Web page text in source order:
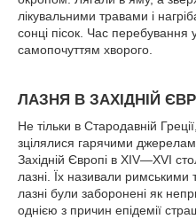
лікувальними травами і
сонці пісок. Час перебування
самопочуттям хворого.
ЛАЗНЯ В ЗАХІДНІЙ
Не тільки в Стародавній
зцілялися гарячими
Західній Європі в XIV—XVI
лазні. Їх називали
лазні були заборонені як
однією з причин епідемії